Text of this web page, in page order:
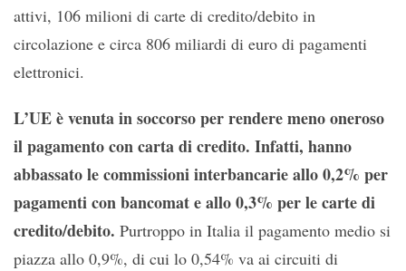
attivi, 106 milioni di carte di credito/debito in
circolazione e circa 806 miliardi di euro di pagamenti
elettronici.
L’UE è venuta in soccorso per rendere meno oneroso
il pagamento con carta di credito. Infatti, hanno
abbassato le commissioni interbancarie allo 0,2% per
pagamenti con bancomat e allo 0,3% per le carte di
credito/debito. Purtroppo in Italia il pagamento medio si
piazza allo 0,9%, di cui lo 0,54% va ai circuiti di